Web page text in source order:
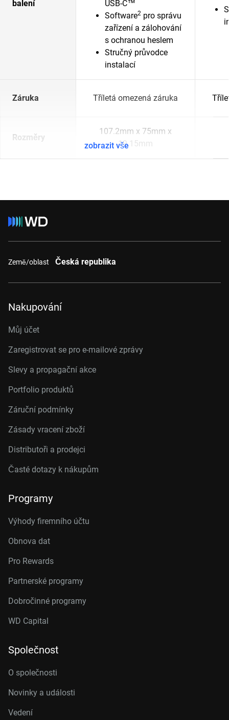
balení
USB-C™
Software2 pro správu
zařízení a zálohování
s ochranou heslem
Stručný průvodce
instalací
Záruka Tříletá omezená záruka
Rozměry
107.2mm x 75mm x
19.15mm
zobrazit vše
Země/oblast Česká republika
Nakupování
Můj účet
Zaregistrovat se pro e-mailové zprávy
Slevy a propagační akce
Portfolio produktů
Záruční podmínky
Zásady vracení zboží
Distributoři a prodejci
Časté dotazy k nákupům
Programy
Výhody firemního účtu
Obnova dat
Pro Rewards
Partnerské programy
Dobročinné programy
WD Capital
Společnost
O společnosti
Novinky a události
Vedení